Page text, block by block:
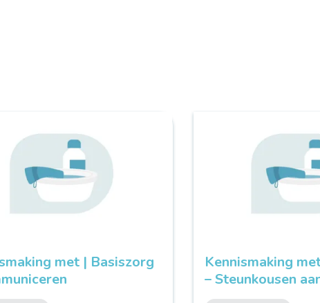
met | Basiszorg
Kennismaking
– Steunkousen